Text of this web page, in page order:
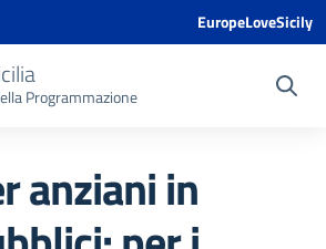
Policy EuropeLoveSicily
Programmazione
anziani in